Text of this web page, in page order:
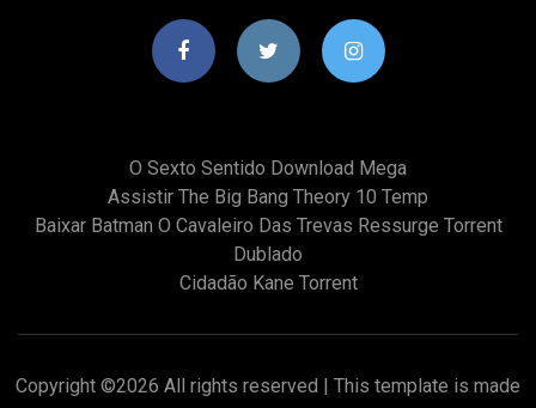
O Sexto Sentido Download Mega
Assistir The Big Bang Theory 10 Temp
Baixar Batman O Cavaleiro Das Trevas Ressurge Torrent
Dublado
Cidadão Kane Torrent
Copyright ©2026 All rights reserved | This template is made